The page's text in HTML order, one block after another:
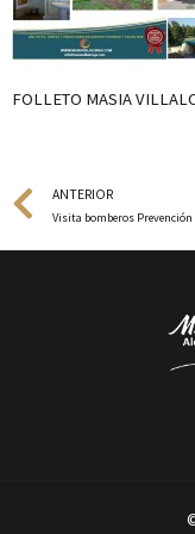
FOLLETO MASIA
Prev
ANTERIOR